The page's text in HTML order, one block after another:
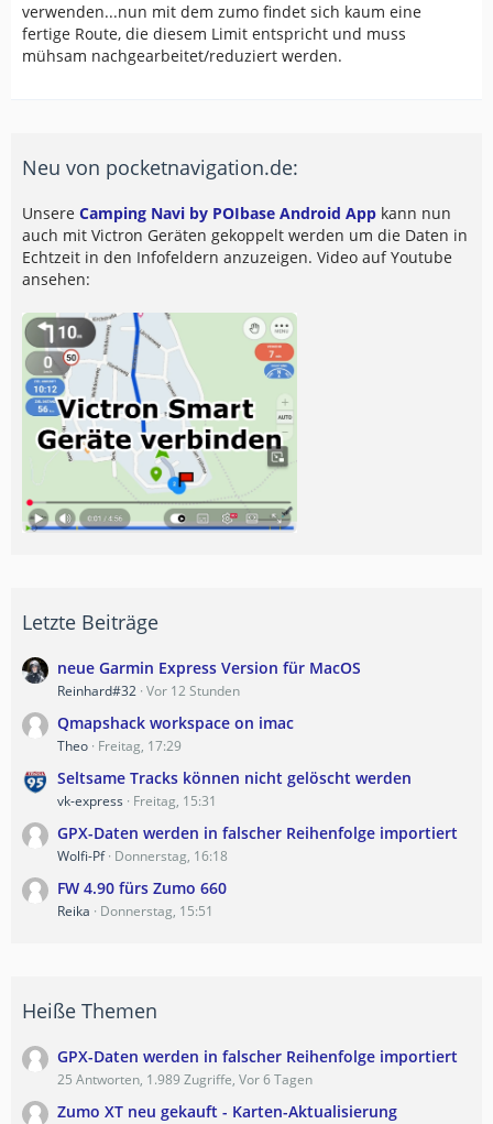
verwenden...nun mit dem zumo findet sich kaum eine
fertige Route, die diesem Limit entspricht und muss
mühsam nachgearbeitet/reduziert werden.
Neu von pocketnavigation.de:
Unsere Camping Navi by POIbase Android App kann nun
auch mit Victron Geräten gekoppelt werden um die Daten in
Echtzeit in den Infofeldern anzuzeigen. Video auf Youtube
ansehen:
Letzte Beiträge
neue Garmin Express Version für MacOS
Reinhard#32 Vor 12 Stunden
Qmapshack workspace on imac
Theo Freitag, 17:29
Seltsame Tracks können nicht gelöscht werden
vk-express Freitag, 15:31
GPX-Daten werden in falscher Reihenfolge importiert
Wolfi-Pf Donnerstag, 16:18
FW 4.90 fürs Zumo 660
Reika Donnerstag, 15:51
Heiße Themen
GPX-Daten werden in falscher Reihenfolge importiert
25 Antworten, 1.989 Zugriffe, Vor 6 Tagen
Zumo XT neu gekauft - Karten-Aktualisierung